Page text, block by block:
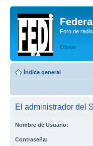
Foro de
Obviar
Índice general
El administrador del
Nombre de Usuario:
Contraseña: